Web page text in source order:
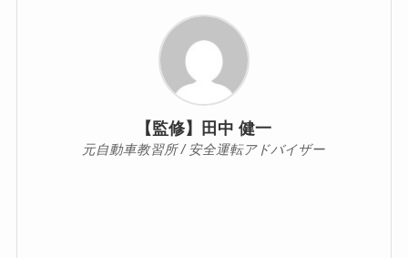
【監修】田中 健一
元自動車教習所 / 安全運転アドバイザー